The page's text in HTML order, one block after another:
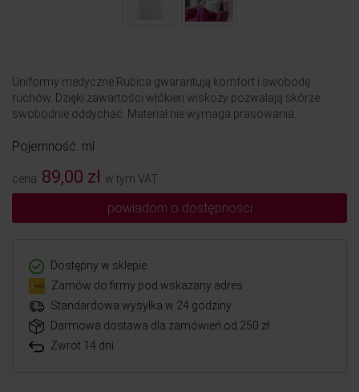
Uniformy medyczne Rubica gwarantują komfort i swobodę
ruchów. Dzięki zawartości włókien wiskozy pozwalają skórze
swobodnie oddychać. Materiał nie wymaga prasowania.
Pojemność: ml
cena: 89,00 zł w tym VAT
powiadom o dostępności
Dostępny w sklepie
Zamów do firmy pod wskazany adres
Standardowa wysyłka w 24 godziny
Darmowa dostawa dla zamówień od 250 zł
Zwrot 14 dni